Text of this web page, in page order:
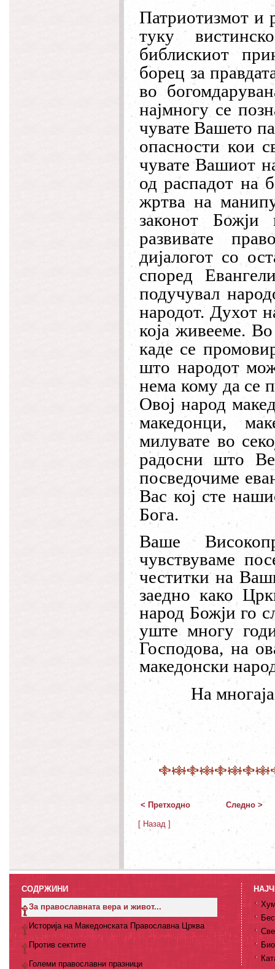
Патриотизмот и
туку
библискиот
борец за
во
најмногу се
чувате Вашето
опасности кои
чувате Вашиот
од распадот на
жртва на
законот
развивате
дијалогот со
според
подучувал
народот. Духот
која живееме.
каде се
што народот
нема кому да се
Овој народ
македонци,
милувате во
радосни што
посведочиме
Вас кој сте
Бога.
Ваше
чувствуваме
честитки на
заедно како
народ Божји го
уште многу
Господова, на
македонски
На
< Претходно Следно >
[ Назад ]
СОДРЖИНИ
За православната вера и живот...
Историја на Македонската Православна Црква
Против сектите
Големи православни празници